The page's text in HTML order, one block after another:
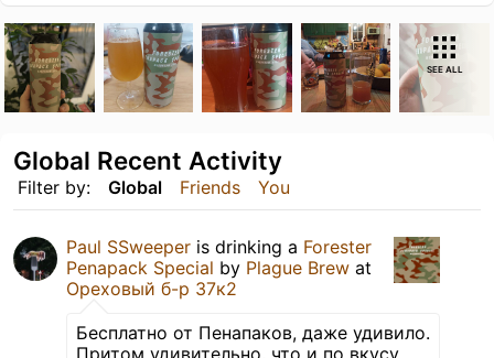
SEE ALL
Filter by: Global Friends You
Global Recent Activity
Paul SSweeper is drinking a Forester
Penapack Special by Plague Brew at
Ореховый б-р 37к2
Бесплатно от Пенапаков, даже удивило.